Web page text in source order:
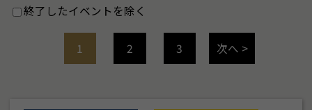
終了したイベントを除く
1 2 3 次へ >